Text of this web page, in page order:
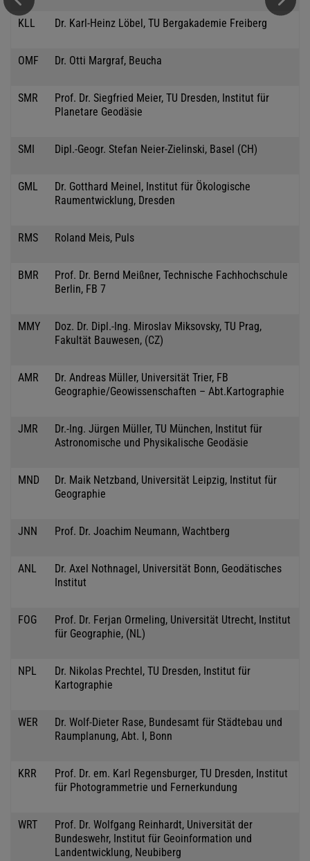
KLL Dr. Karl-Heinz Löbel, TU Bergakademie Freiberg
OMF Dr. Otti Margraf, Beucha
SMR
Prof. Dr. Siegfried Meier, TU Dresden, Institut für
Planetare Geodäsie
SMI Dipl.-Geogr. Stefan Neier-Zielinski, Basel (CH)
GML
Dr. Gotthard Meinel, Institut für Ökologische
Raumentwicklung, Dresden
RMS Roland Meis, Puls
BMR
Prof. Dr. Bernd Meißner, Technische Fachhochschule
Berlin, FB 7
MMY
Doz. Dr. Dipl.-Ing. Miroslav Miksovsky, TU Prag,
Fakultät Bauwesen, (CZ)
AMR
Dr. Andreas Müller, Universität Trier, FB
Geographie/Geowissenschaften – Abt.Kartographie
JMR
Dr.-Ing. Jürgen Müller, TU München, Institut für
Astronomische und Physikalische Geodäsie
MND
Dr. Maik Netzband, Universität Leipzig, Institut für
Geographie
JNN Prof. Dr. Joachim Neumann, Wachtberg
ANL
Dr. Axel Nothnagel, Universität Bonn, Geodätisches
Institut
FOG
Prof. Dr. Ferjan Ormeling, Universität Utrecht, Institut
für Geographie, (NL)
NPL
Dr. Nikolas Prechtel, TU Dresden, Institut für
Kartographie
WER
Dr. Wolf-Dieter Rase, Bundesamt für Städtebau und
Raumplanung, Abt. I, Bonn
KRR
Prof. Dr. em. Karl Regensburger, TU Dresden, Institut
für Photogrammetrie und Fernerkundung
WRT
Prof. Dr. Wolfgang Reinhardt, Universität der
Bundeswehr, Institut für Geoinformation und
Landentwicklung, Neubiberg